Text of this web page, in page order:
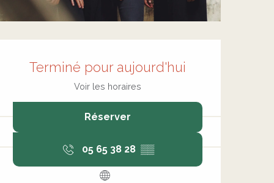
Terminé pour aujourd'hui
Voir les horaires
Réserver
05 65 38 28 ▒▒